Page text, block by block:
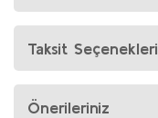
Taksit Seçenekleri
Önerileriniz